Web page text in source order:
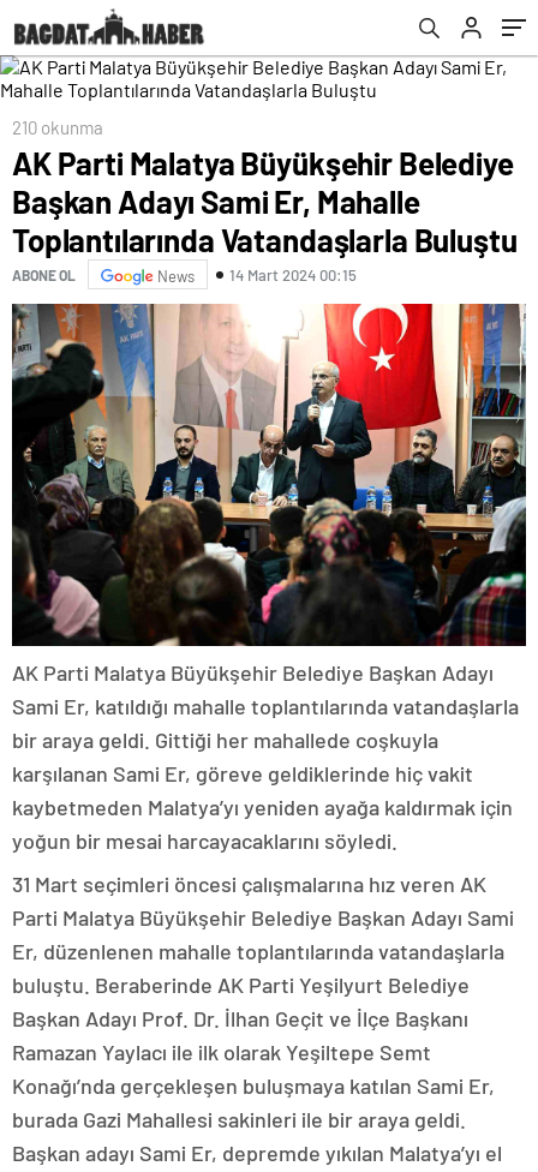
Toplantılarında Vatandaşlarla Buluştu
210 okunma
AK Parti Malatya Büyükşehir Belediye
Başkan Adayı Sami Er, Mahalle
Toplantılarında Vatandaşlarla Buluştu
ABONE OL News 14 Mart 2024 00:15
AK Parti Malatya Büyükşehir Belediye Başkan Adayı
Sami Er, katıldığı mahalle toplantılarında vatandaşlarla
bir araya geldi. Gittiği her mahallede coşkuyla
karşılanan Sami Er, göreve geldiklerinde hiç vakit
kaybetmeden Malatya’yı yeniden ayağa kaldırmak için
yoğun bir mesai harcayacaklarını söyledi.
31 Mart seçimleri öncesi çalışmalarına hız veren AK
Parti Malatya Büyükşehir Belediye Başkan Adayı Sami
Er, düzenlenen mahalle toplantılarında vatandaşlarla
buluştu. Beraberinde AK Parti Yeşilyurt Belediye
Başkan Adayı Prof. Dr. İlhan Geçit ve İlçe Başkanı
Ramazan Yaylacı ile ilk olarak Yeşiltepe Semt
Konağı’nda gerçekleşen buluşmaya katılan Sami Er,
burada Gazi Mahallesi sakinleri ile bir araya geldi.
Başkan adayı Sami Er, depremde yıkılan Malatya’yı el